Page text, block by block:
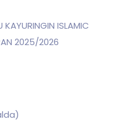
KAYURINGIN ISLAMIC
2025/2026